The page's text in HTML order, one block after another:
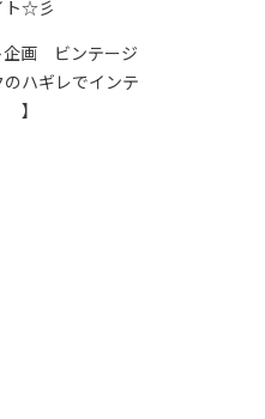
ト☆彡
企画 ビンテージ
ハギレでインテ
】